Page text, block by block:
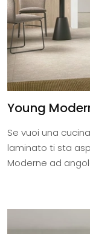
Young
Se vuoi una
laminato ti sta
Moderne ad